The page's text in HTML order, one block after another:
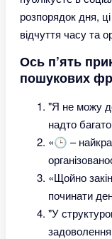
розпорядок дня,
відчуття часу та
Ось п’ять
пошукових
"Я не можу
надто
«🕒 –
«Щойно
починати
"У